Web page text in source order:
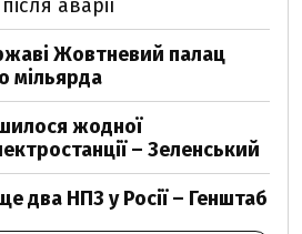
аварії
Жовтневий палац
мільярда
жодної
– Зеленський
два НПЗ у Росії – Генштаб